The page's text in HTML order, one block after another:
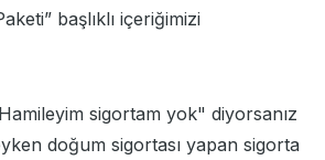
” başlıklı içeriğimizi
sigortam yok" diyorsanız
doğum sigortası yapan sigorta